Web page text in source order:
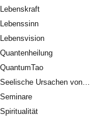
Lebenskraft
Lebenssinn
Lebensvision
Quantenheilung
QuantumTao
Seelische Ursachen von…
Seminare
Spiritualität